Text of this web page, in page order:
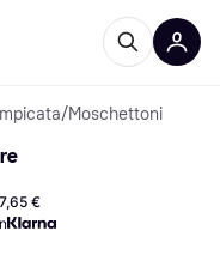
/Moschettoni
7,65 €